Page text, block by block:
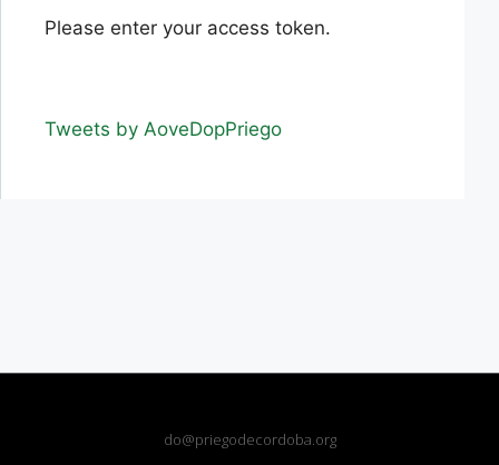
Please enter your access token.
Tweets by AoveDopPriego
do@priegodecordoba.org